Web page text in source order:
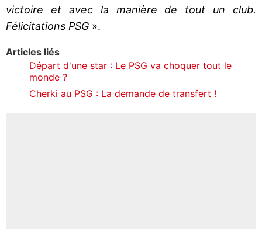
victoire et avec la manière de tout un club.
Félicitations PSG ».
Articles liés
Départ d'une star : Le PSG va choquer tout le
monde ?
Cherki au PSG : La demande de transfert !